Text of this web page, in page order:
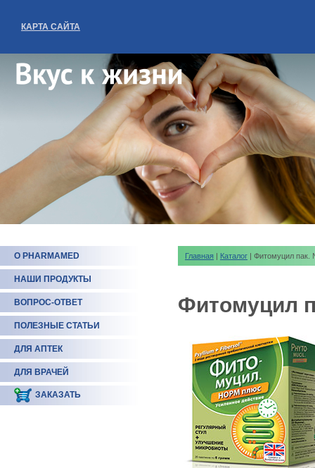
КАРТА САЙТА
О PHARMAMED
НАШИ ПРОДУКТЫ
ВОПРОС-ОТВЕТ
ПОЛЕЗНЫЕ СТАТЬИ
ДЛЯ АПТЕК
ДЛЯ ВРАЧЕЙ
ЗАКАЗАТЬ
Главная | Каталог | Фитомуцил пак.
Фитомуцил